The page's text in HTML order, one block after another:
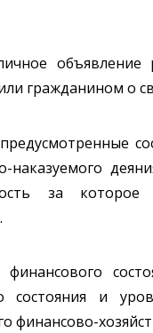
объявление
гражданином о
за
и
финансово-